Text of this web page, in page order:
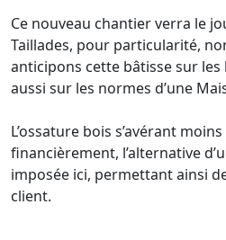
Ce nouveau chantier verra le
Taillades, pour particularité,
anticipons cette bâtisse sur les
aussi sur les normes d’une
L’ossature bois s’avérant
financièrement, l’alternative
imposée ici, permettant ainsi
client.